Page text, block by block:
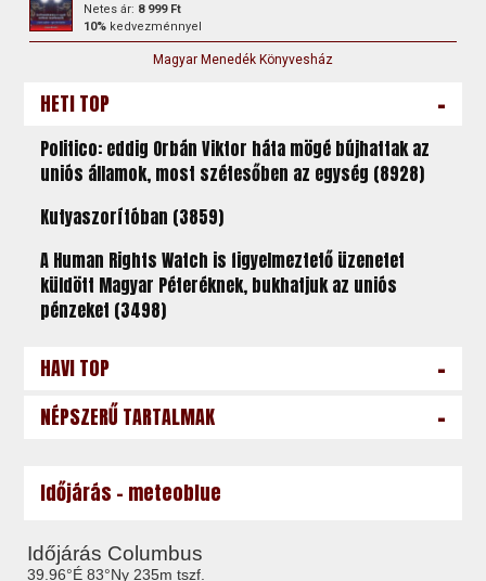
Netes ár: 8 999 Ft
10% kedvezménnyel
Magyar Menedék Könyvesház
HETI TOP -
Politico: eddig Orbán Viktor háta mögé bújhattak az
uniós államok, most szétesőben az egység (8928)
Kutyaszorítóban (3859)
A Human Rights Watch is figyelmeztető üzenetet
küldött Magyar Péteréknek, bukhatjuk az uniós
pénzeket (3498)
HAVI TOP -
NÉPSZERŰ TARTALMAK -
Időjárás - meteoblue